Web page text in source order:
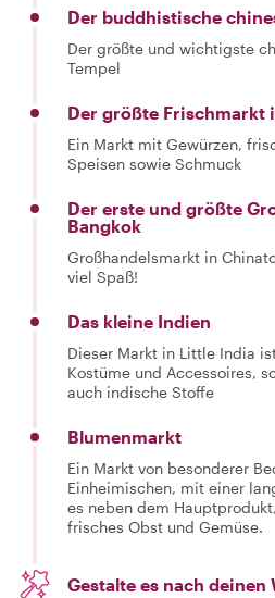
Der buddhistische
Der größte und wichtigste
Tempel
Der größte Frischmarkt
Ein Markt mit Gewürzen,
Speisen sowie Schmuck
Der erste und größte
Bangkok
Großhandelsmarkt in
viel Spaß!
Das kleine Indien
Dieser Markt in Little India
Kostüme und Accessoires,
auch indische Stoffe
Blumenmarkt
Ein Markt von besonderer
Einheimischen, mit einer
es neben dem
frisches Obst und Gemüse.
Gestalte es nach deinen